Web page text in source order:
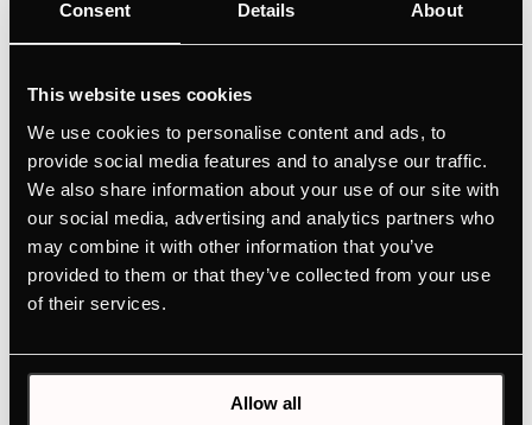
Consent Details About
This website uses cookies
We use cookies to personalise content and ads, to
provide social media features and to analyse our traffic.
We also share information about your use of our site with
our social media, advertising and analytics partners who
may combine it with other information that you’ve
provided to them or that they’ve collected from your use
of their services.
Allow all
Küppersbusch-mærket) | til KI6560 - KI6520 - KI6330